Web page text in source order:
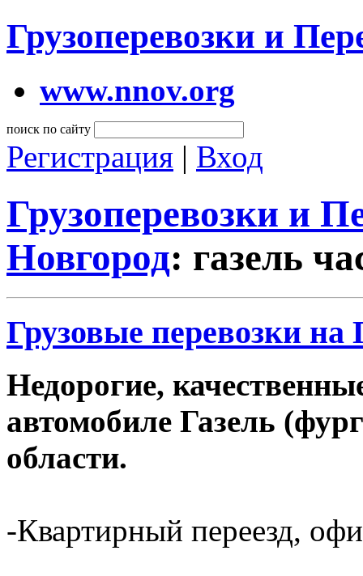
Грузоперевозки и
www.nnov.org
поиск по сайту
Регистрация | Вход
Грузоперевозки и
Новгород: газель
Грузовые перевозки
Недорогие,
автомобиле Газель
области.
-Квартирный переезд,